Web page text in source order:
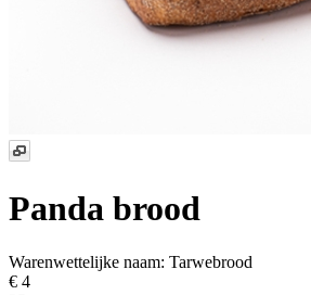
Panda brood
Warenwettelijke naam: Tarwebrood
€ 4